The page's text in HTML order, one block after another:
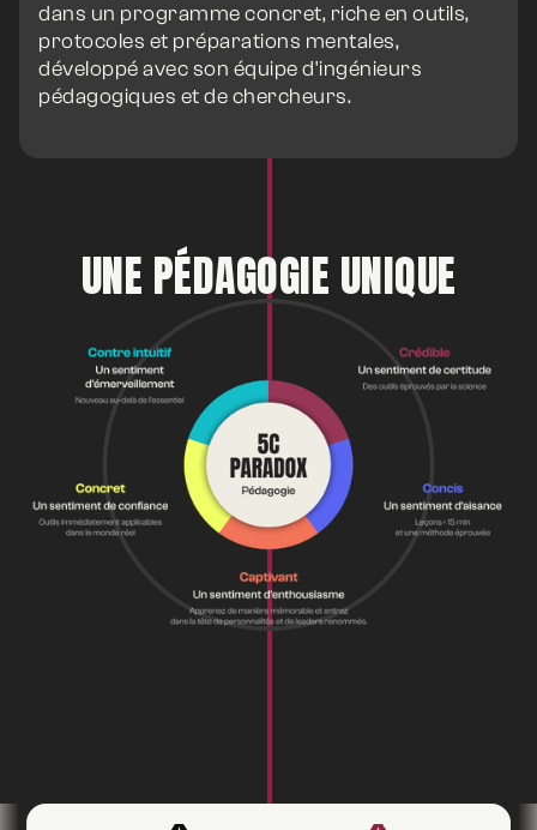
dans un programme concret, riche en outils,
protocoles et préparations mentales,
développé avec son équipe d'ingénieurs
pédagogiques et de chercheurs.
UNE PÉDAGOGIE UNIQUE